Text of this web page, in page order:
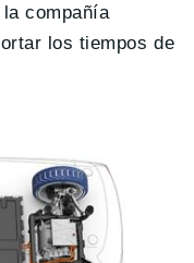
compañía
los tiempos de